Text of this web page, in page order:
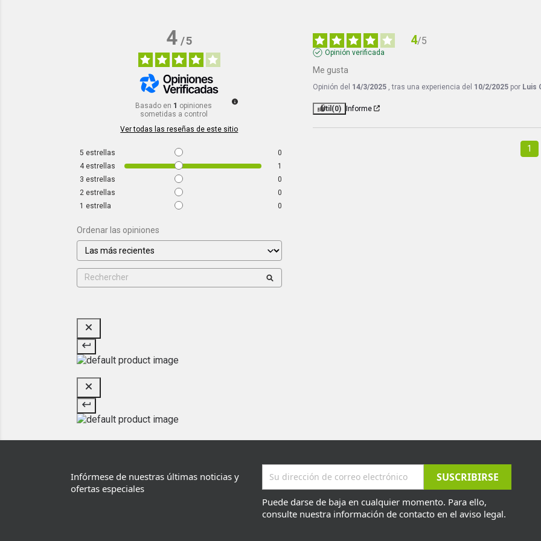
4/5
Basado en 1 opiniones
sometidas a control
Ver todas las reseñas de este sitio
5 estrellas
0
4 estrellas
1
3 estrellas
0
2 estrellas
0
1 estrella 0
Ordenar las opiniones
4/5
Opinión verificada
Me gusta
Opinión del 14/3/2025 , tras una experiencia del 10/2/2025 por Luis
Útil (0) Informe
1
Infórmese de nuestras últimas noticias y
ofertas especiales
Puede darse de baja en cualquier momento. Para ello,
consulte nuestra información de contacto en el aviso legal.